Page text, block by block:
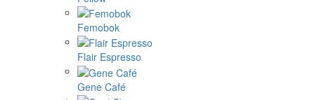
Femobok
Flair Espresso
Gene Café